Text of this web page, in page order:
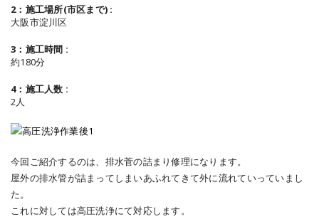
2：施工場所(市区まで) :
大阪市淀川区
3：施工時間 :
約180分
4：施工人数 :
2人
今回ご紹介するのは、排水菅の詰まり修理になります。
屋外の排水管が詰まってしまいあふれてきて外に流れていっていまし
た。
これに対しては高圧洗浄にて対応します。